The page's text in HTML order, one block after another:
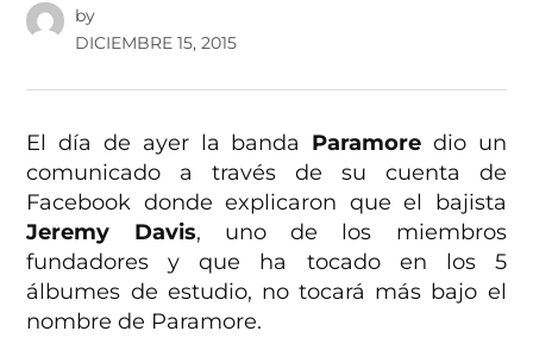
by
DICIEMBRE 15, 2015
El día de ayer la banda Paramore dio un
comunicado a través de su cuenta de
Facebook donde explicaron que el bajista
Jeremy Davis, uno de los miembros
fundadores y que ha tocado en los 5
álbumes de estudio, no tocará más bajo el
nombre de Paramore.